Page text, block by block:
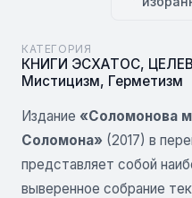
КАТЕГОРИЯ
КНИГИ ЭСХАТОС,
Мистицизм, Герметизм
Издание «Соломонова
Соломона» (2017) в
представляет собой
выверенное собрание